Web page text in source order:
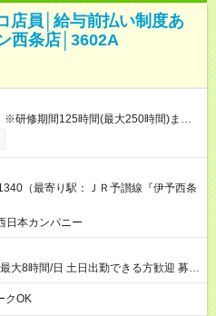
店員│給与前払い制度あ
西条店│3602A
※研修期間125時間(最大250時間)まで
ＵＰ 【試用期間】試用期
（最寄り駅：ＪＲ予讃線『伊予西条
本カンパニー
大8時間/日 土日出勤できる方歓迎 募集
い合わせ電話
0120-314-508(9時～20時土日祝も受
クOK